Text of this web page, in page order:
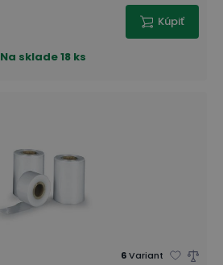
Kúpiť
Na sklade18 ks
6Variant